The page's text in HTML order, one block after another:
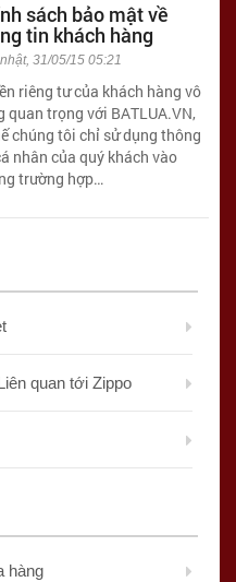
sách bảo mật về
tin khách hàng
31/05/15 05:21
riêng tư của khách hàng vô
quan trọng với BATLUA.VN,
chúng tôi chỉ sử dụng thông
nhân của quý khách vào
trường hợp…
quan tới Zippo
hàng